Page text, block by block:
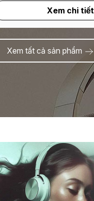
Xem chi tiết
Xem tất cả sản phẩm